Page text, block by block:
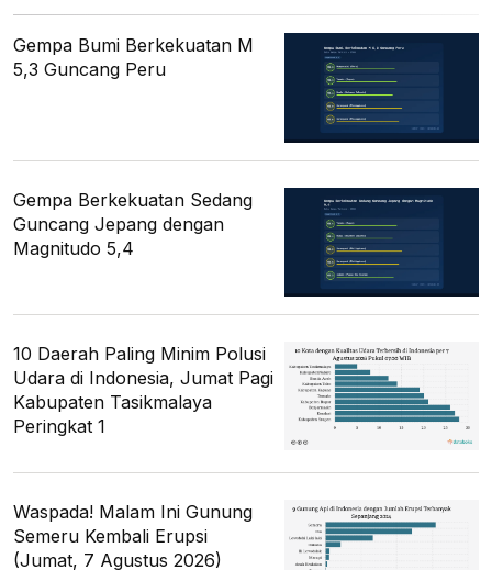
Gempa Bumi Berkekuatan M
5,3 Guncang Peru
Gempa Berkekuatan Sedang
Guncang Jepang dengan
Magnitudo 5,4
10 Daerah Paling Minim Polusi
Udara di Indonesia, Jumat Pagi
Kabupaten Tasikmalaya
Peringkat 1
Waspada! Malam Ini Gunung
Semeru Kembali Erupsi
(Jumat, 7 Agustus 2026)